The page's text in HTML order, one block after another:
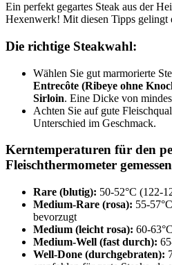
Ein perfekt gegartes Steak aus der
Hexenwerk! Mit diesen Tipps gelingt
Die richtige Steakwahl:
Wählen Sie gut marmorierte
Entrecôte (Ribeye ohne
Sirloin. Eine Dicke von
Achten Sie auf gute
Unterschied im Geschmack.
Kerntemperaturen für den
Fleischthermometer
Rare (blutig): 50-52°C (122-
Medium-Rare (rosa): 55-
bevorzugt
Medium (leicht rosa): 60-
Medium-Well (fast durch):
Well-Done (durchgebraten):